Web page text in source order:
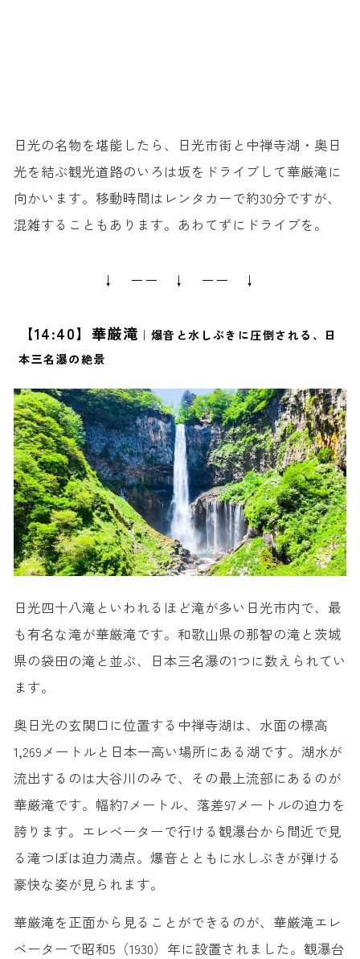
日光の名物を堪能したら、日光市街と中禅寺湖・奥日
光を結ぶ観光道路のいろは坂をドライブして華厳滝に
向かいます。移動時間はレンタカーで約30分ですが、
混雑することもあります。あわてずにドライブを。
↓ ーー ↓ ーー ↓
【14:40】華厳滝 ｜爆音と水しぶきに圧倒される、日
本三名瀑の絶景
日光四十八滝といわれるほど滝が多い日光市内で、最
も有名な滝が華厳滝です。和歌山県の那智の滝と茨城
県の袋田の滝と並ぶ、日本三名瀑の1つに数えられてい
ます。
奥日光の玄関口に位置する中禅寺湖は、水面の標高
1,269メートルと日本一高い場所にある湖です。湖水が
流出するのは大谷川のみで、その最上流部にあるのが
華厳滝です。幅約7メートル、落差97メートルの迫力を
誇ります。エレベーターで行ける観瀑台から間近で見
る滝つぼは迫力満点。爆音とともに水しぶきが弾ける
豪快な姿が見られます。
華厳滝を正面から見ることができるのが、華厳滝エレ
ベーターで昭和5（1930）年に設置されました。観瀑台